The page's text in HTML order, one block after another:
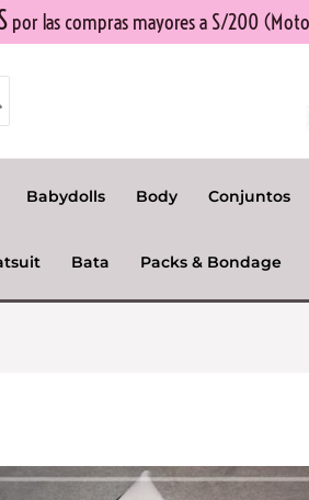
por las compras mayores a S/200
Babydolls Body Conjuntos
Bata Packs & Bondage